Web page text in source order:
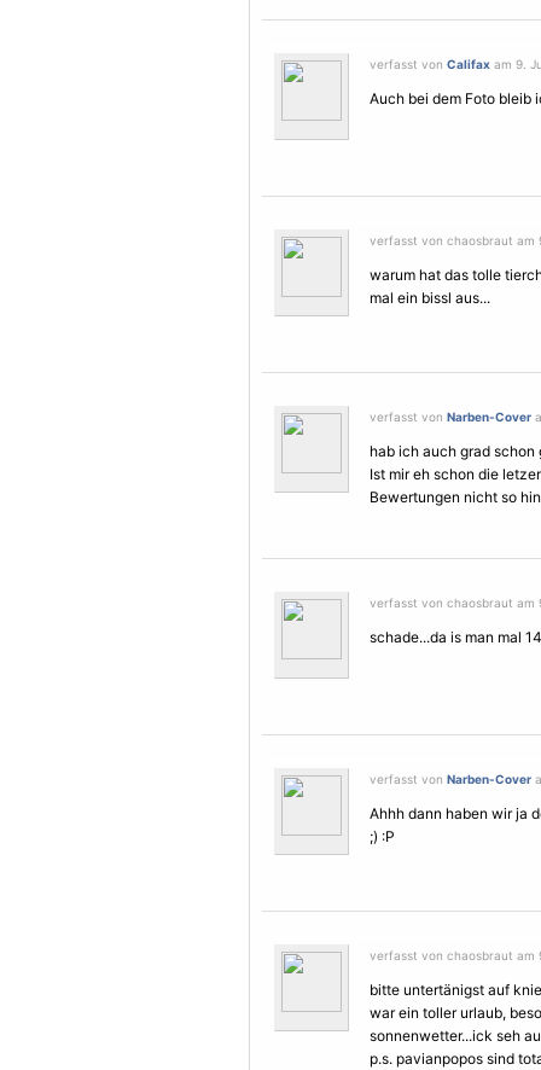
verfasst von Califax am 9.
Auch bei dem Foto bleib
verfasst von chaosbraut am
warum hat das tolle
mal ein bissl aus...
verfasst von Narben-Cover
hab ich auch grad
Ist mir eh schon die
Bewertungen nicht so
verfasst von chaosbraut am
schade...da is man mal
verfasst von Narben-Cover
Ahhh dann haben wir ja
;) :P
verfasst von chaosbraut am
bitte untertänigst auf
war ein toller urlaub,
sonnenwetter...ick seh
p.s. pavianpopos sind